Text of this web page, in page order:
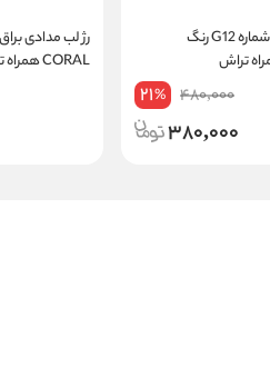
رژ لب مدادی براق شماره G12 رنگ
480,000
21%
380,000
CORAL همراه تراش